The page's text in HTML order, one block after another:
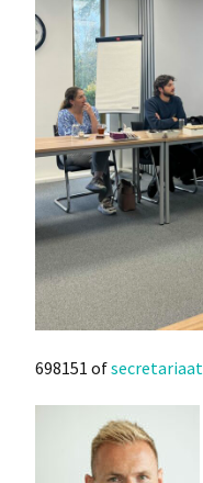
698151 of